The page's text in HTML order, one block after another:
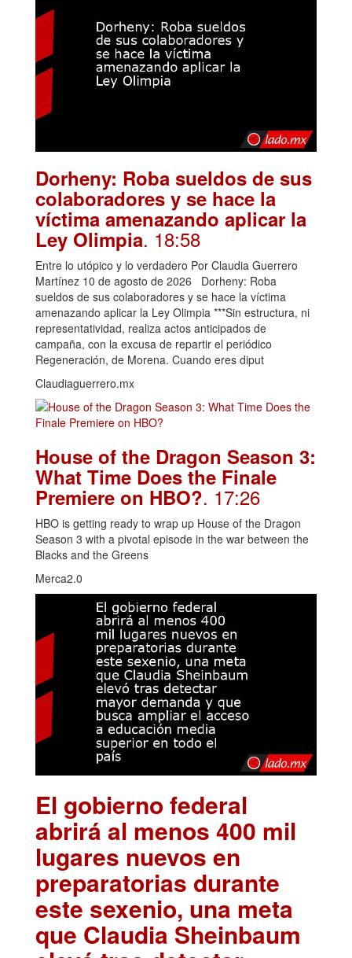
Dorheny: Roba sueldos de sus
colaboradores y se hace la
víctima amenazando aplicar la
Ley Olimpia. 18:58
Entre lo utópico y lo verdadero Por Claudia Guerrero
Martínez 10 de agosto de 2026 Dorheny: Roba
sueldos de sus colaboradores y se hace la víctima
amenazando aplicar la Ley Olimpia ***Sin estructura, ni
representatividad, realiza actos anticipados de
campaña, con la excusa de repartir el periódico
Regeneración, de Morena. Cuando eres diput
Claudiaguerrero.mx
House of the Dragon Season 3:
What Time Does the Finale
Premiere on HBO?. 17:26
HBO is getting ready to wrap up House of the Dragon
Season 3 with a pivotal episode in the war between the
Blacks and the Greens
Merca2.0
El gobierno federal
abrirá al menos 400 mil
lugares nuevos en
preparatorias durante
este sexenio, una meta
que Claudia Sheinbaum